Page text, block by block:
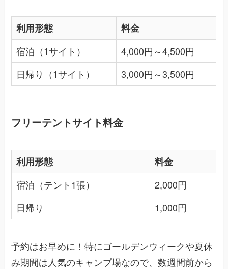
利用形態
料金
宿泊（1サイト）
4,000円～4,500円
日帰り（1サイト）
3,000円～3,500円
フリーテントサイト料金
利用形態
料金
宿泊（テント1張）
2,000円
日帰り
1,000円
予約はお早めに！特にゴールデンウィークや夏休
み期間は人気のキャンプ場なので、数週間前から